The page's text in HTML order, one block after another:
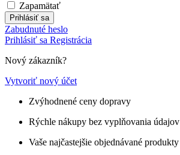
Zapamätať
Prihlásiť sa
Zabudnuté heslo
Prihlásiť sa Registrácia
Nový zákazník?
Vytvoriť nový účet
Zvýhodnené ceny dopravy
Rýchle nákupy bez vyplňovania údajov
Vaše najčastejšie objednávané produkty